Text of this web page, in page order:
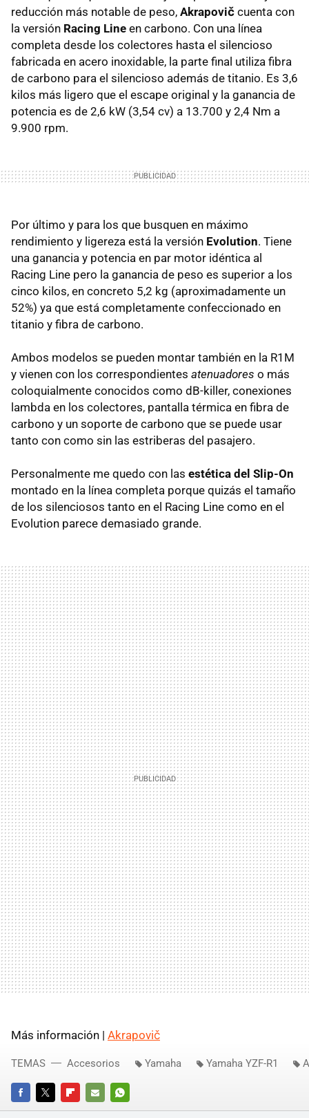
reducción más notable de peso, Akrapovič cuenta con
la versión Racing Line en carbono. Con una línea
completa desde los colectores hasta el silencioso
fabricada en acero inoxidable, la parte final utiliza fibra
de carbono para el silencioso además de titanio. Es 3,6
kilos más ligero que el escape original y la ganancia de
potencia es de 2,6 kW (3,54 cv) a 13.700 y 2,4 Nm a
9.900 rpm.
Por último y para los que busquen en máximo
rendimiento y ligereza está la versión Evolution. Tiene
una ganancia y potencia en par motor idéntica al
Racing Line pero la ganancia de peso es superior a los
cinco kilos, en concreto 5,2 kg (aproximadamente un
52%) ya que está completamente confeccionado en
titanio y fibra de carbono.
Ambos modelos se pueden montar también en la R1M
y vienen con los correspondientes atenuadores o más
coloquialmente conocidos como dB-killer, conexiones
lambda en los colectores, pantalla térmica en fibra de
carbono y un soporte de carbono que se puede usar
tanto con como sin las estriberas del pasajero.
Personalmente me quedo con las estética del Slip-On
montado en la línea completa porque quizás el tamaño
de los silenciosos tanto en el Racing Line como en el
Evolution parece demasiado grande.
Más información | Akrapovič
FACEBOOKTWITTERFLIPBOARD
E-
WHATSAPP
TEMAS Accesorios Yamaha Yamaha YZF-R1